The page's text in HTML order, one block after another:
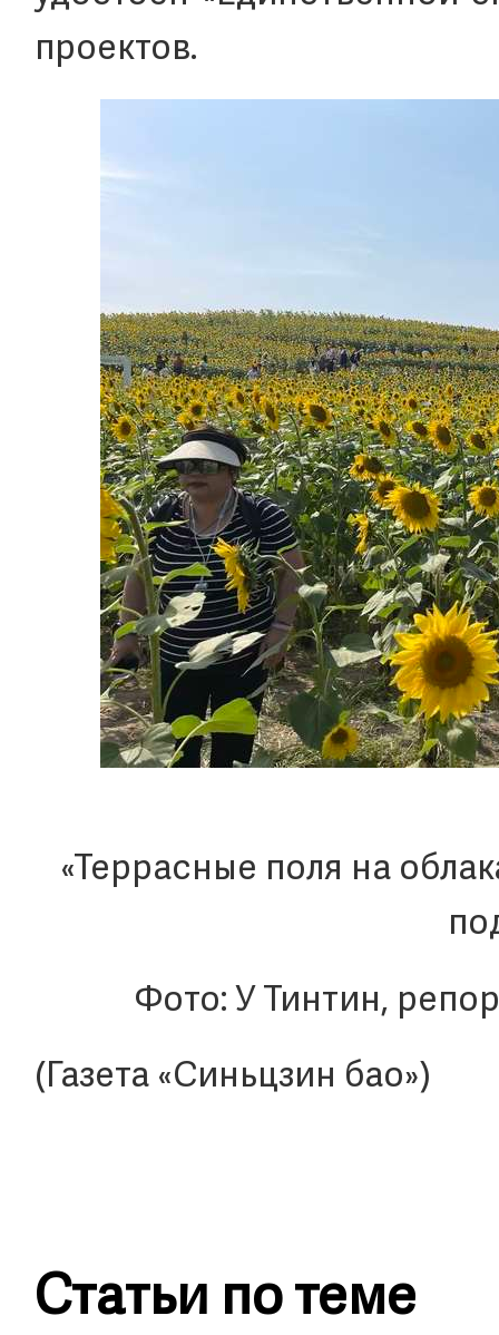
проектов.
«Террасные поля на
Фото: У Тинтин,
(Газета «Синьцзин бао»)
Статьи по теме